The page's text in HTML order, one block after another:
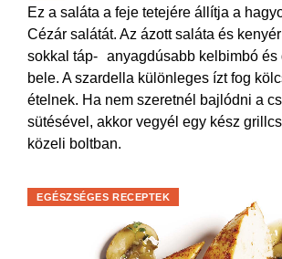
Ez a saláta a feje tetejére állítja a
Cézár salátát. Az ázott saláta és
sokkal táp- anyagdúsabb kelbimbó és
bele. A szardella különleges ízt fog
ételnek. Ha nem szeretnél bajlódni a
sütésével, akkor vegyél egy kész
közeli boltban.
EGÉSZSÉGES RECEPTEK